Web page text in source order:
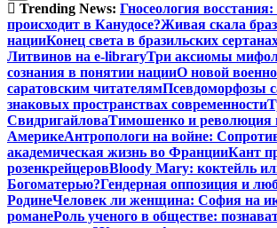
Trending News: Гносеология
происходит в Канудосе?Живая скала
нацииКонец света в бразильских
Литвинов на e-libraryТри аксиомы
сознания в понятии нацииО новой
саратовским читателямПсевдоморфозы
знаковых пространствах современности
СвидригайловаТимошенко и революция
АмерикеАнтропологи на войне:
академическая жизнь во ФранцииКант
розенкрейцеровBloody Mary: коктейль
Богоматерью?Гендерная оппозиция и
РодинеЧеловек ли женщина: София на
романеРоль ученого в обществе: